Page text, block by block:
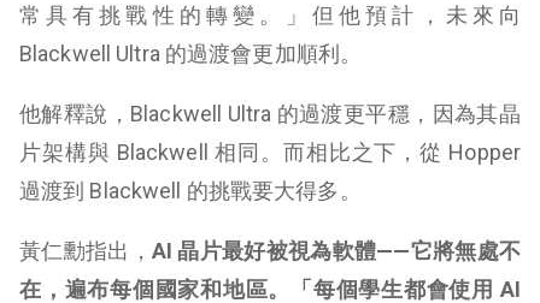
常具有挑戰性的轉變。」但他預計，未來向
Blackwell Ultra 的過渡會更加順利。
他解釋說，Blackwell Ultra 的過渡更平穩，因為其晶
片架構與 Blackwell 相同。而相比之下，從 Hopper
過渡到 Blackwell 的挑戰要大得多。
黃仁勳指出， AI 晶片最好被視為軟體——它將無處不
在，遍布每個國家和地區。「每個學生都會使用 AI